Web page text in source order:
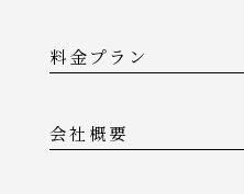
料金プラン
会社概要